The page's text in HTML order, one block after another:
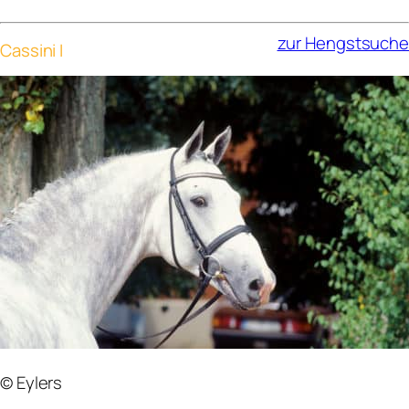
zur Hengstsuche
Cassini I
© Eylers